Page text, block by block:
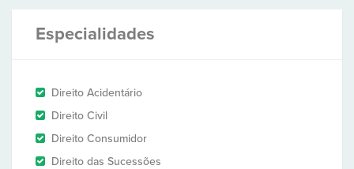
Especialidades
Direito Acidentário
Direito Civil
Direito Consumidor
Direito das Sucessões